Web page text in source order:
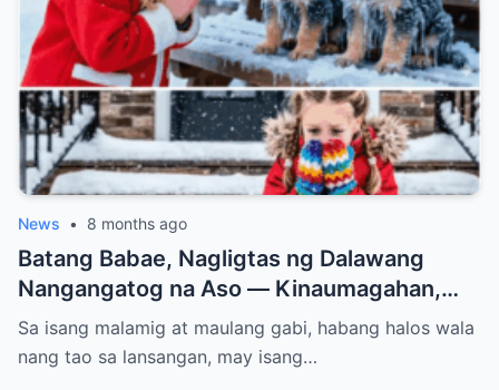
News • 8 months ago
Batang Babae, Nagligtas ng Dalawang
Nangangatog na Aso — Kinaumagahan,
Dinumog ng Pulis ang Bahay Nila
Sa isang malamig at maulang gabi, habang halos wala
nang tao sa lansangan, may isang…